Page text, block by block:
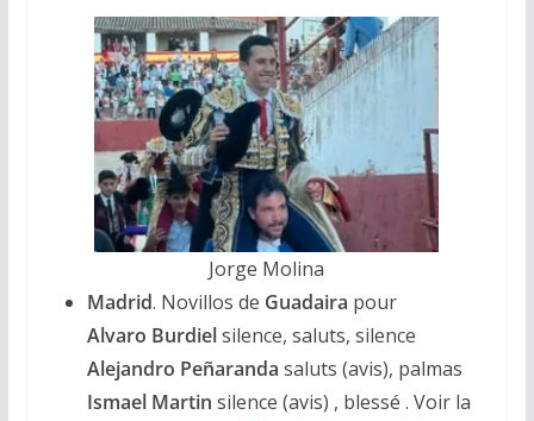
Jorge Molina
Madrid. Novillos de Guadaira pour
Alvaro Burdielsilence, saluts, silence
Alejandro Peñaranda saluts (avis), palmas
Ismael Martin silence (avis) , blessé . Voir la